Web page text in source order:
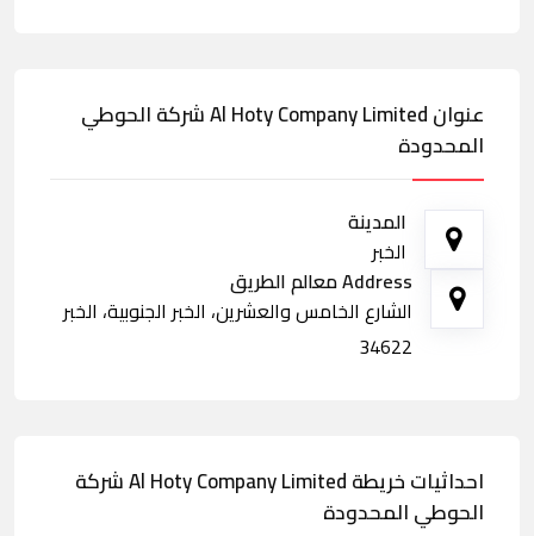
عنوان Al Hoty Company Limited شركة الحوطي
المحدودة
المدينة
الخبر
Address معالم الطريق
الشارع الخامس والعشرين، الخبر الجنوبية، الخبر
34622
احداثيات خريطة Al Hoty Company Limited شركة
الحوطي المحدودة